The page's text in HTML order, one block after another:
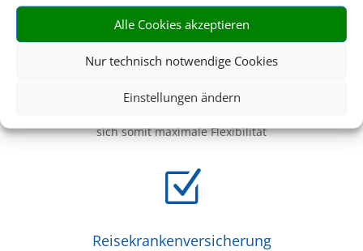
Alle Cookies akzeptieren
Nur technisch notwendige Cookies
Einstellungen ändern
Z
Covid-19
sich somit maximale Flexibilität
Z
Reisekrankenversicherung